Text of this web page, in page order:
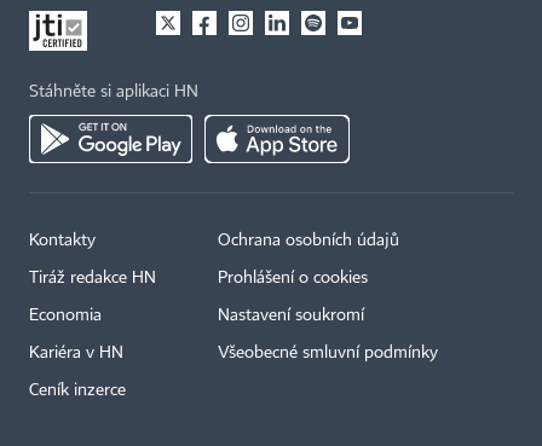
Stáhněte si aplikaci HN
Kontakty
Tiráž redakce HN
Economia
Kariéra v HN
Ceník inzerce
Ochrana osobních údajů
Prohlášení o cookies
Nastavení soukromí
Všeobecné smluvní podmínky